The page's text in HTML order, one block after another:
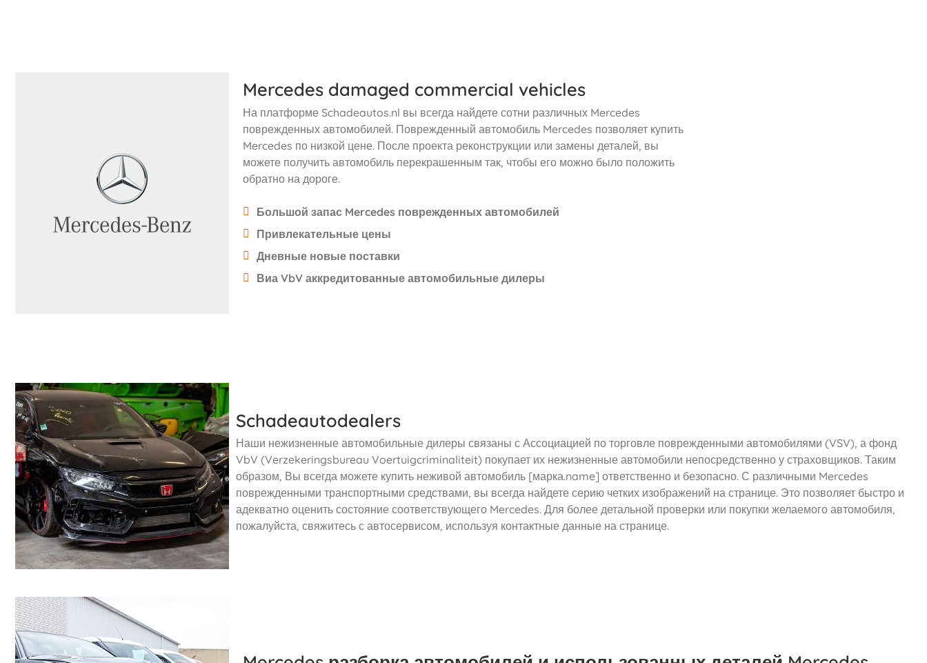
Mercedes damaged commercial vehicles
На платформе Schadeautos.nl вы всегда найдете сотни различных Mercedes
поврежденных автомобилей. Поврежденный автомобиль Mercedes позволяет купить
Mercedes по низкой цене. После проекта реконструкции или замены деталей, вы
можете получить автомобиль перекрашенным так, чтобы его можно было положить
обратно на дороге.
Большой запас Mercedes поврежденных автомобилей
Привлекательные цены
Дневные новые поставки
Виа VbV аккредитованные автомобильные дилеры
Schadeautodealers
Наши нежизненные автомобильные дилеры связаны с Ассоциацией по торговле поврежденными автомобилями (VSV), а фонд
VbV (Verzekeringsbureau Voertuigcriminaliteit) покупает их нежизненные автомобили непосредственно у страховщиков. Таким
образом, Вы всегда можете купить неживой автомобиль [марка.name] ответственно и безопасно. С различными Mercedes
поврежденными транспортными средствами, вы всегда найдете серию четких изображений на странице. Это позволяет быстро и
адекватно оценить состояние соответствующего Mercedes. Для более детальной проверки или покупки желаемого автомобиля,
пожалуйста, свяжитесь с автосервисом, используя контактные данные на странице.